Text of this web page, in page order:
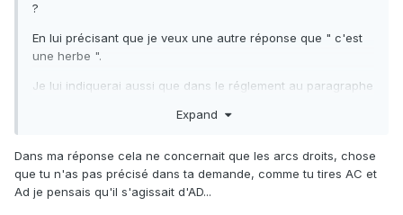
?
En lui précisant que je veux une autre réponse que " c'est
une herbe ".
Je lui indiquerai aussi que dans le réglement au paragraphe
J'en conclu donc que je peux tirer ce que je veux en AC,
donc du bambou puisque plus rien n'est spécifié.
Ca n'est bien sur pas pour lancer une Paul et Mike, c'est
Expand
Dans ma réponse cela ne concernait que les arcs droits, chose
que tu n'as pas précisé dans ta demande, comme tu tires AC et
Ad je pensais qu'il s'agissait d'AD...